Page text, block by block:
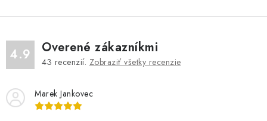
4.9 Overené zákazníkmi
43 recenzií. Zobraziť všetky recenzie
Marek Jankovec